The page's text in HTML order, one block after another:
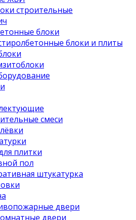
строительные
блоки
блоки и плиты
смеси
плитки
пол
штукатурка
двери
двери